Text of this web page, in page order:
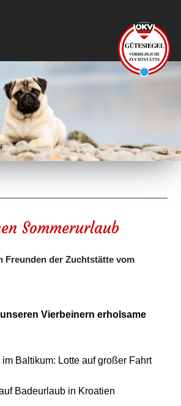
Sommerurlaub
Freunden der Zuchtstätte vom
Vierbeinern erholsame
Baltikum: Lotte auf großer Fahrt
Badeurlaub in Kroatien